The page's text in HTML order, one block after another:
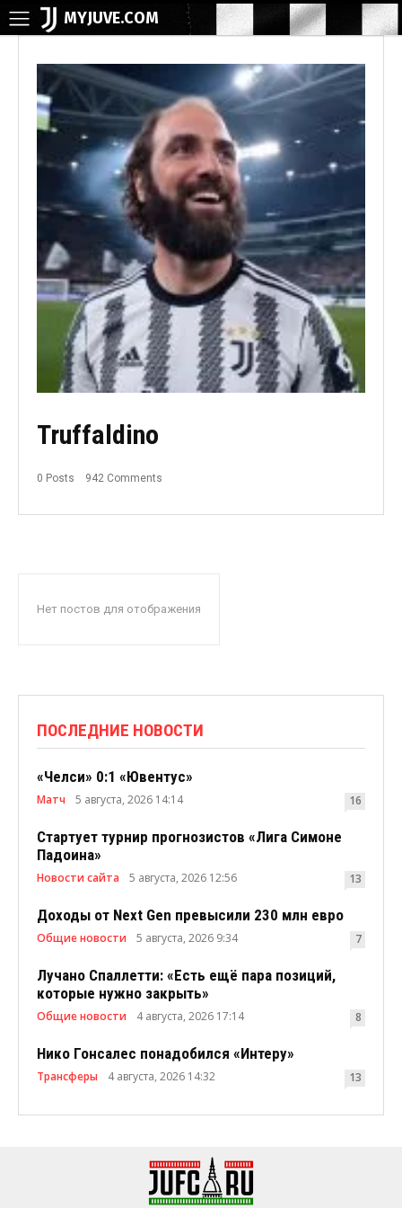
MYJUVE.COM
Truffaldino
0 Posts 942 Comments
Нет постов для отображения
ПОСЛЕДНИЕ НОВОСТИ
«Челси» 0:1 «Ювентус»
Матч 5 августа, 2026 14:14 16
Стартует турнир прогнозистов «Лига Симоне
Падоина»
Новости сайта 5 августа, 2026 12:56 13
Доходы от Next Gen превысили 230 млн евро
Общие новости 5 августа, 2026 9:34 7
Лучано Спаллетти: «Есть ещё пара позиций,
которые нужно закрыть»
Общие новости 4 августа, 2026 17:14 8
Нико Гонсалес понадобился «Интеру»
Трансферы 4 августа, 2026 14:32 13